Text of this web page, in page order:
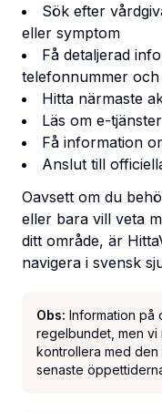
Sök efter
eller symptom
Få detaljerad
telefonnummer
Hitta närmaste
Läs om e-
Få information
Anslut till
Oavsett om du
eller bara vill veta
ditt område, är
navigera i svensk
Obs: Information på
regelbundet, men vi
kontrollera med
senaste